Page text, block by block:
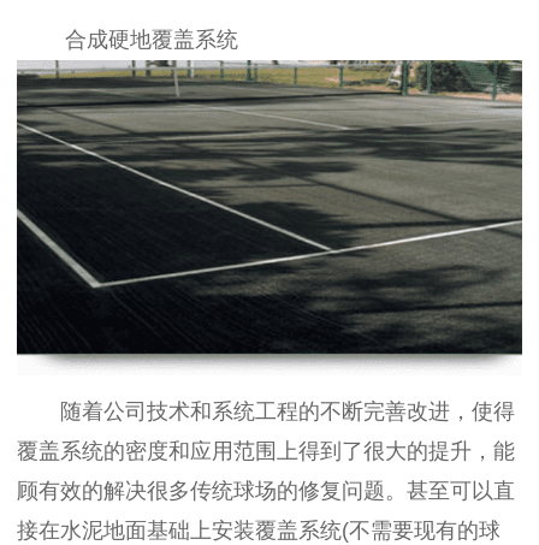
合成硬地覆盖系统
随着公司技术和系统工程的不断完善改进，使得
覆盖系统的密度和应用范围上得到了很大的提升，能
顾有效的解决很多传统球场的修复问题。甚至可以直
接在水泥地面基础上安装覆盖系统(不需要现有的球